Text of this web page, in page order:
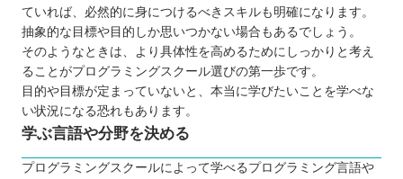
絶対に就職できるわけではない
レッスンの時間が時間割のように決まって
いる
どんなプログラミング言語を学ぶのが良いのか
子ども向けと大人向けにプログラミングスクールに
違いはあるか
ていれば、必然的に身につけるべきスキルも明確になります。
抽象的な目標や目的しか思いつかない場合もあるでしょう。
そのようなときは、より具体性を高めるためにしっかりと考え
ることがプログラミングスクール選びの第一歩です。
目的や目標が定まっていないと、本当に学びたいことを学べな
い状況になる恐れもあります。
学ぶ言語や分野を決める
プログラミングスクールによって学べるプログラミング言語や